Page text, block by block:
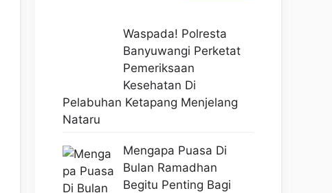
Waspada! Polresta
Banyuwangi Perketat
Pemeriksaan
Kesehatan Di
Pelabuhan Ketapang Menjelang
Nataru
Mengapa Puasa Di
Bulan Ramadhan
Begitu Penting Bagi